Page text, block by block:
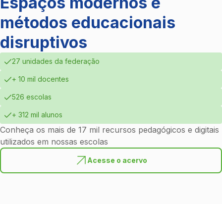
métodos educacionais
disruptivos
27 unidades da federação
+ 10 mil docentes
526 escolas
+ 312 mil alunos
Conheça os mais de 17 mil recursos pedagógicos e digitais
utilizados em nossas escolas
Acesse o acervo